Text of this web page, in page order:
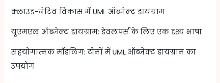
क्लाउड-नेटिव विकास में UML ऑब्जेक्ट डायग्राम
यूएमएल ऑब्जेक्ट डायग्राम: डेवलपर्स के लिए एक दृश्य भाषा
सहयोगात्मक मॉडलिंग: टीमों में UML ऑब्जेक्ट डायग्राम का
उपयोग